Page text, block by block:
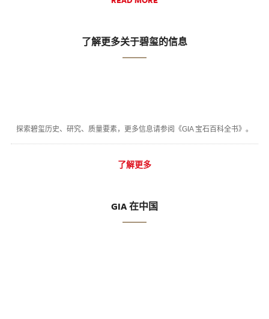
了解更多关于碧玺的信息
探索碧玺历史、研究、质量要素，更多信息请参阅《GIA 宝石百科全书》。
了解更多
GIA 在中国